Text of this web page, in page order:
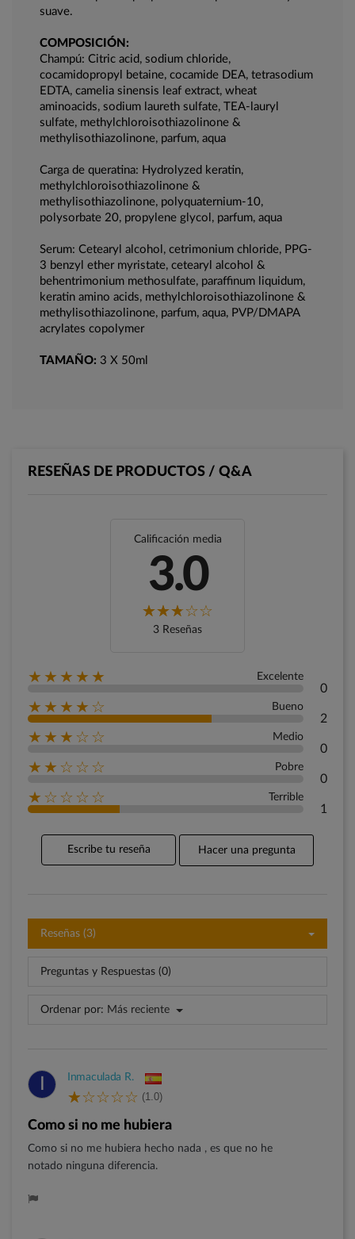
suave.
COMPOSICIÓN:
Champú: Citric acid, sodium chloride,
cocamidopropyl betaine, cocamide DEA, tetrasodium
EDTA, camelia sinensis leaf extract, wheat
aminoacids, sodium laureth sulfate, TEA-lauryl
sulfate, methylchloroisothiazolinone &
methylisothiazolinone, parfum, aqua
Carga de queratina: Hydrolyzed keratin,
methylchloroisothiazolinone &
methylisothiazolinone, polyquaternium-10,
polysorbate 20, propylene glycol, parfum, aqua
Serum: Cetearyl alcohol, cetrimonium chloride, PPG-
3 benzyl ether myristate, cetearyl alcohol &
behentrimonium methosulfate, paraffinum liquidum,
keratin amino acids, methylchloroisothiazolinone &
methylisothiazolinone, parfum, aqua, PVP/DMAPA
acrylates copolymer
TAMAÑO: 3 X 50ml
RESEÑAS DE PRODUCTOS / Q&A
Calificación media
3.0
3 Reseñas
★★★★★ Excelente
0
★★★★☆ Bueno
2
★★★☆☆ Medio
0
★★☆☆☆ Pobre
0
★☆☆☆☆ Terrible
1
Escribe tu reseña Hacer una pregunta
Reseñas (3)
Preguntas y Respuestas (0)
Ordenar por: Más reciente
Inmaculada R.
(1.0)
Como si no me hubiera
Como si no me hubiera hecho nada , es que no he
notado ninguna diferencia.